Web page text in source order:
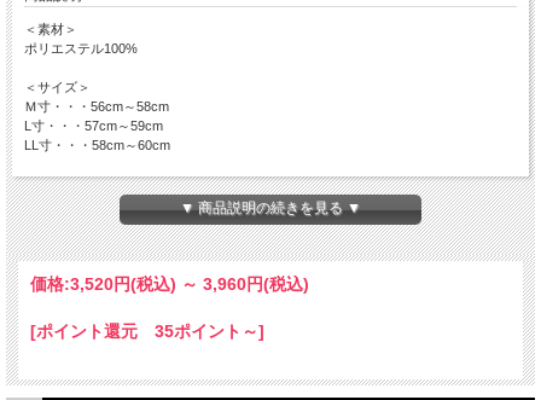
＜素材＞
ポリエステル100%
＜サイズ＞
Ｍ寸・・・56cm～58cm
L寸・・・57cm～59cm
LL寸・・・58cm～60cm
＜生地色＞
紺
▼ 商品説明の続きを見る ▼
価格:3,520円(税込) ～ 3,960円(税込)
[ポイント還元 35ポイント～]